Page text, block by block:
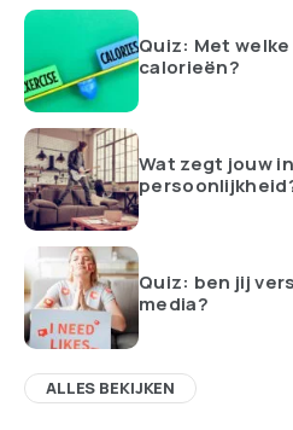
Quiz: Met
calorieën?
Wat zegt jouw
Quiz: ben jij
media?
ALLES BEKIJKEN